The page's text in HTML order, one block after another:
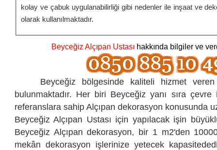
kolay ve çabuk uygulanabilirliği gibi nedenler ile inşaat ve
olarak kullanılmaktadır.
Beyceğiz Alçıpan Ustası hakkında bilgiler ve
Beyceğiz bölgesinde kaliteli hizmet veren
bulunmaktadır. Her biri Beyceğiz yanı sıra
referanslara sahip Alçıpan dekorasyon konusunda
Beyceğiz Alçıpan Ustası için yapılacak işin
Beyceğiz Alçıpan dekorasyon, bir 1 m2'den
mekân dekorasyon işlerinize yetecek